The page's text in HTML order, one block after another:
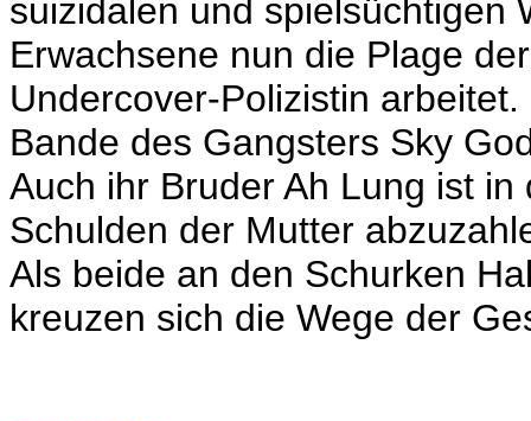
suizidalen und spielsüchtigen
Erwachsene nun die Plage
Undercover-Polizistin
Bande des Gangsters Sky
Auch ihr Bruder Ah Lung ist
Schulden der Mutter
Als beide an den Schurken
kreuzen sich die Wege der